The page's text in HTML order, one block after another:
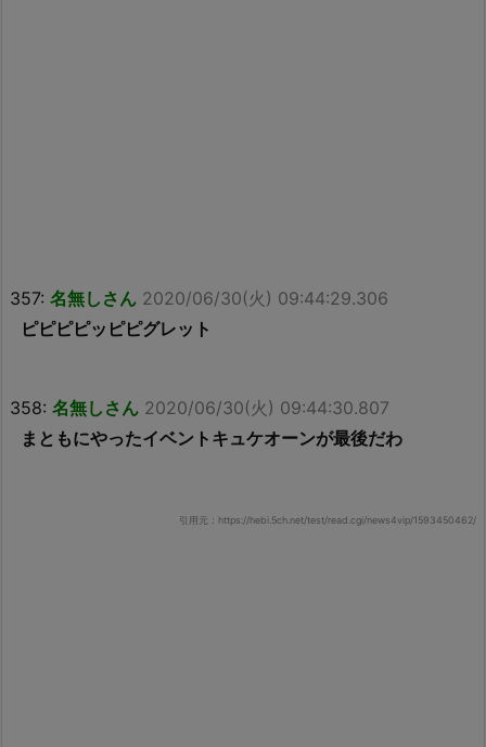
357: 名無しさん 2020/06/30(火) 09:44:29.306
ピピピピッピピグレット
358: 名無しさん 2020/06/30(火) 09:44:30.807
まともにやったイベントキュケオーンが最後だわ
引用元：https://hebi.5ch.net/test/read.cgi/news4vip/1593450462/